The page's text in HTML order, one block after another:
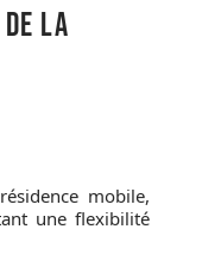
la
mobile,
une flexibilité